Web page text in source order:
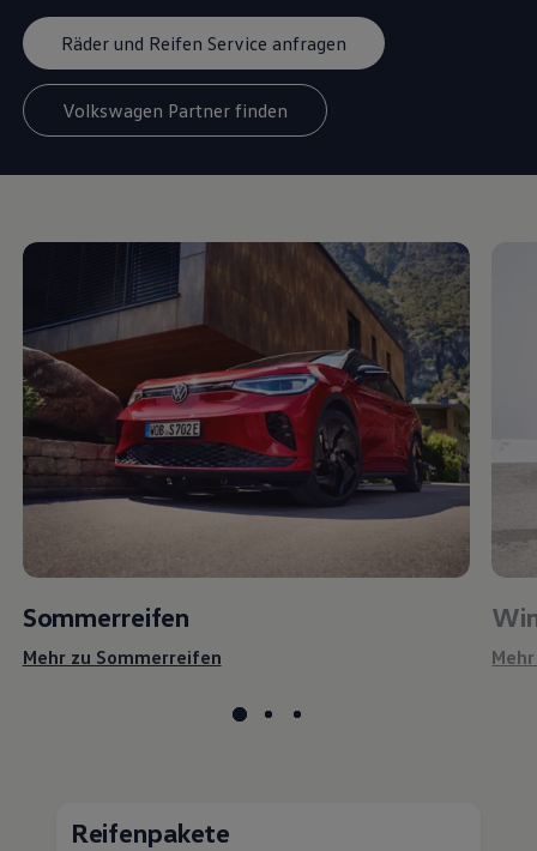
Räder und Reifen Service anfragen
Volkswagen Partner finden
Sommerreifen
Mehr zu Sommerreifen
Reifenpakete